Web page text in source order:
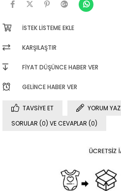
İSTEK LISTEME EKLE
KARŞILAŞTIR
FIYAT DÜŞÜNCE HABER VER
GELINCE HABER VER
TAVSIYE ET
YORUM YAZ
SORULAR (0) VE CEVAPLAR (0)